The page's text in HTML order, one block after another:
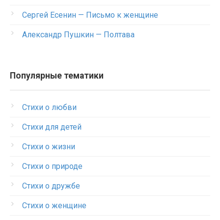
Сергей Есенин — Письмо к женщине
Александр Пушкин — Полтава
Популярные тематики
Стихи о любви
Стихи для детей
Стихи о жизни
Стихи о природе
Стихи о дружбе
Стихи о женщине